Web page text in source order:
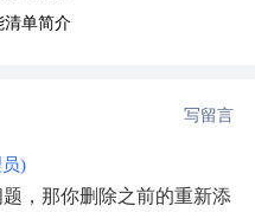
清单简介
写留言
)
，那你删除之前的重新添